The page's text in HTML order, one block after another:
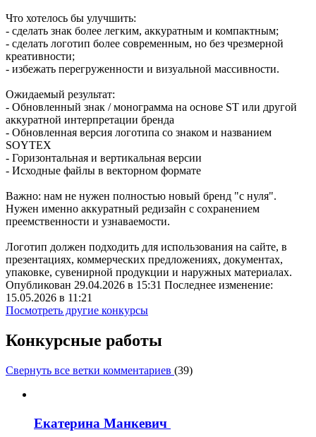
Что хотелось бы улучшить:
- сделать знак более легким, аккуратным и компактным;
- сделать логотип более современным, но без чрезмерной
креативности;
- избежать перегруженности и визуальной массивности.
Ожидаемый результат:
- Обновленный знак / монограмма на основе ST или другой
аккуратной интерпретации бренда
- Обновленная версия логотипа со знаком и названием
SOYTEX
- Горизонтальная и вертикальная версии
- Исходные файлы в векторном формате
Важно: нам не нужен полностью новый бренд "с нуля".
Нужен именно аккуратный редизайн с сохранением
преемственности и узнаваемости.
Логотип должен подходить для использования на сайте, в
презентациях, коммерческих предложениях, документах,
упаковке, сувенирной продукции и наружных материалах.
Опубликован 29.04.2026 в 15:31 Последнее изменение:
15.05.2026 в 11:21
Посмотреть другие конкурсы
Конкурсные работы
Свернуть все ветки комментариев (39)
Екатерина Манкевич